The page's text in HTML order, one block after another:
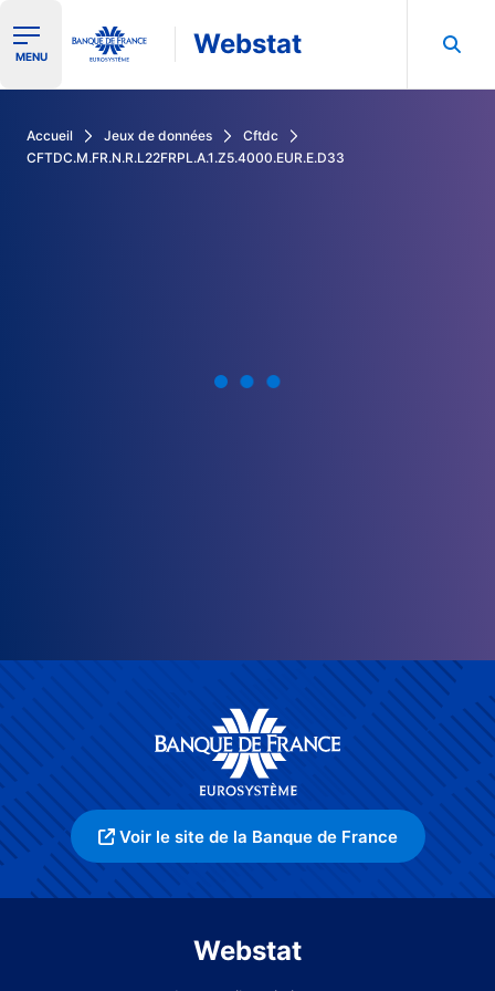
Ouvrir le menu de navigation
MENU Webstat
Accueil Jeux de données
Cftdc
CFTDC.M.FR.N.R.L22FRPL.A.1.Z5.4000.EUR.E.D33
Voir le site de la Banque de France
Webstat